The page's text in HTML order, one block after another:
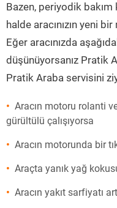
Bazen, periyodik
halde aracınızın yeni
Eğer aracınızda
düşünüyorsanız Pratik
Pratik Araba servisini
Aracın motoru rolanti
gürültülü çalışıyorsa
Aracın motorunda bir
Araçta yanık yağ
Aracın yakıt sarfiyatı